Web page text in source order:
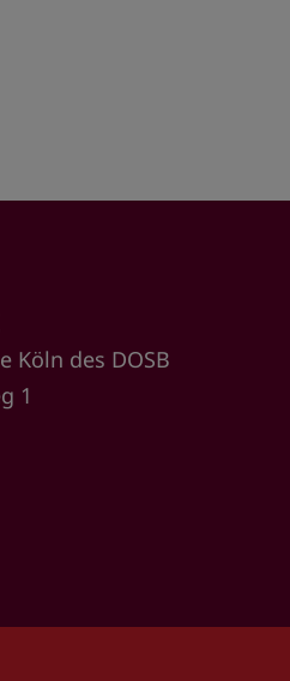
Köln des DOSB
1